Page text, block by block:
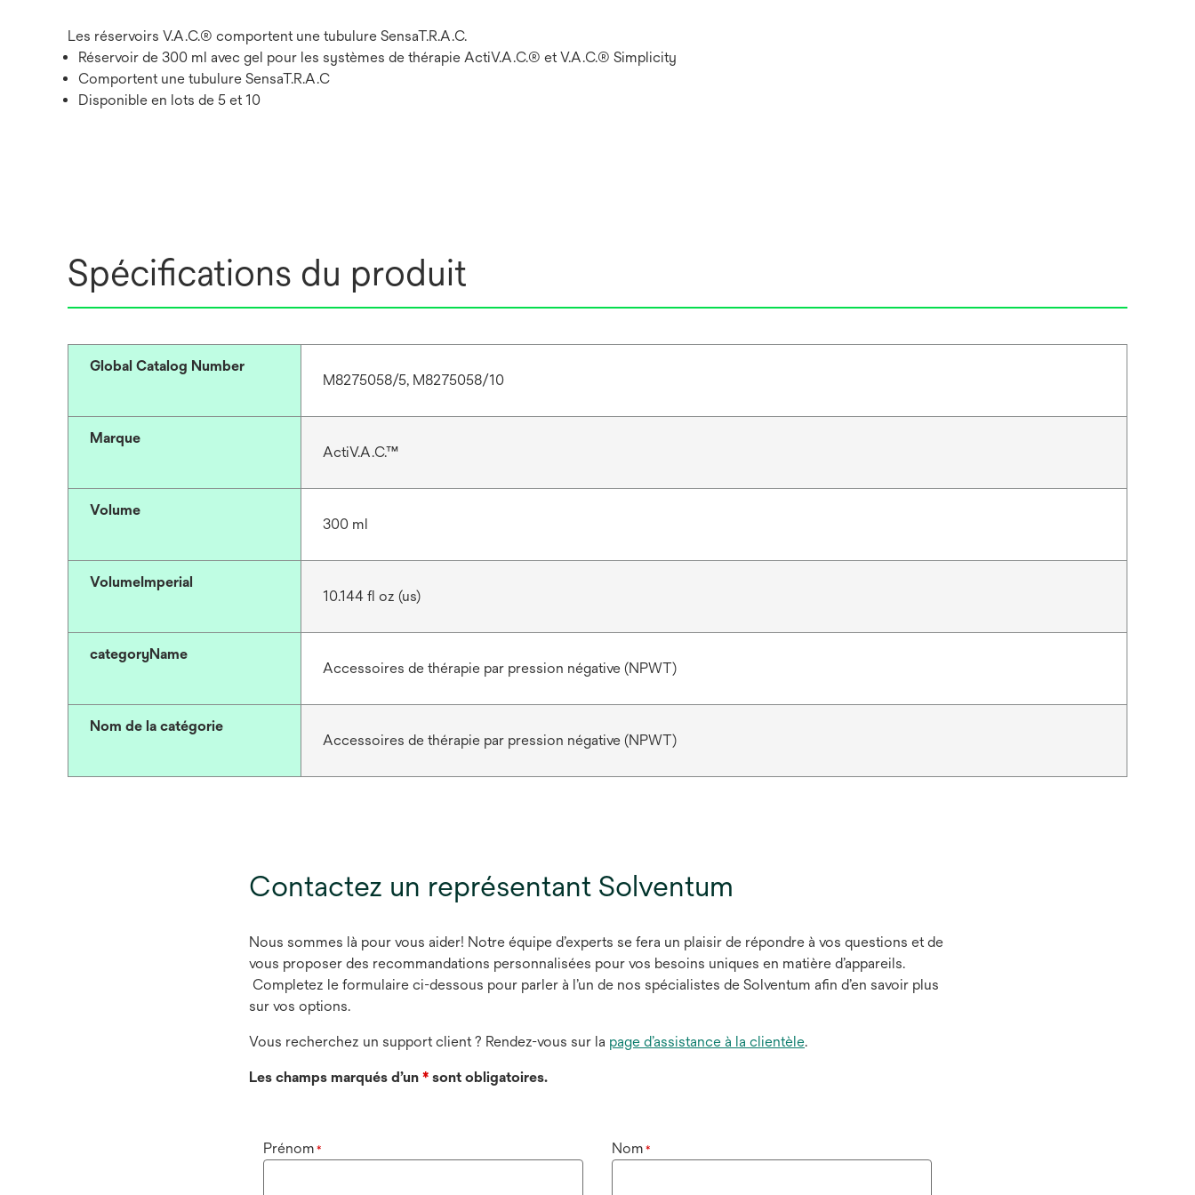
Les réservoirs V.A.C.® comportent une tubulure SensaT.R.A.C.
Réservoir de 300 ml avec gel pour les systèmes de thérapie ActiV.A.C.® et V.A.C.® Simplicity
Comportent une tubulure SensaT.R.A.C
Disponible en lots de 5 et 10
Spécifications du produit
Global Catalog Number
M8275058/5, M8275058/10
Marque
ActiV.A.C.™
Volume
300 ml
VolumeImperial
10.144 fl oz (us)
categoryName
Accessoires de thérapie par pression négative (NPWT)
Nom de la catégorie
Accessoires de thérapie par pression négative (NPWT)
Contactez un représentant Solventum
Nous sommes là pour vous aider! Notre équipe d’experts se fera un plaisir de répondre à vos questions et de
vous proposer des recommandations personnalisées pour vos besoins uniques en matière d’appareils.
Completez le formulaire ci-dessous pour parler à l’un de nos spécialistes de Solventum afin d’en savoir plus
sur vos options.
Vous recherchez un support client ? Rendez-vous sur la page d’assistance à la clientèle.
Les champs marqués d’un * sont obligatoires.
Prénom * Nom *